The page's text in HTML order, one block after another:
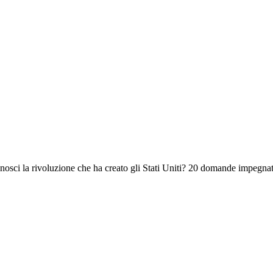
la rivoluzione che ha creato gli Stati Uniti? 20 domande